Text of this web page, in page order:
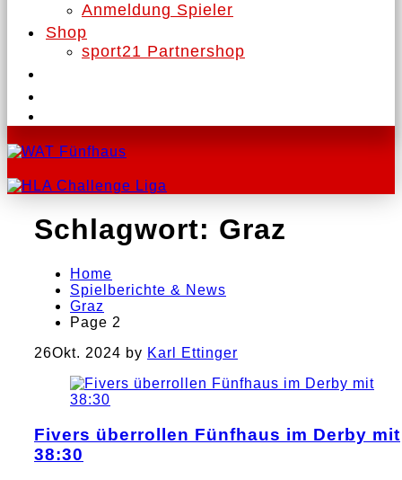
Anmeldung Spieler
Shop
sport21 Partnershop
Schlagwort: Graz
Home
Spielberichte & News
Graz
Page 2
26Okt. 2024 by Karl Ettinger
Fivers überrollen Fünfhaus im Derby mit
38:30